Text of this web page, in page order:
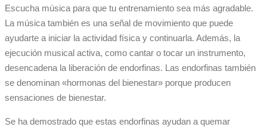
Escucha música para que tu entrenamiento sea más agradable.
La música también es una señal de movimiento que puede
ayudarte a iniciar la actividad física y continuarla. Además, la
ejecución musical activa, como cantar o tocar un instrumento,
desencadena la liberación de endorfinas. Las endorfinas también
se denominan «hormonas del bienestar» porque producen
sensaciones de bienestar.
Se ha demostrado que estas endorfinas ayudan a quemar